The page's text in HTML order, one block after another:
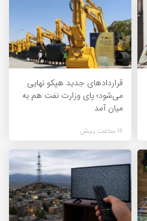
قراردادهای جدید هپکو نهایی
می‌شود؛ پای وزارت نفت هم به
میان آمد
16 ساعت پیش